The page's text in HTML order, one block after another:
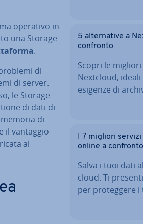
operativo in
una Storage
.
di
di server.
le Storage
di dati di
di
il vantaggio
al
5 al­ter­na­ti­ve a
confronto
Scopri le
Nextcloud,
esigenze di
I 7 migliori
online a confronto
Salva i tuoi dati
cloud. Ti
per pro­teg­ge­re